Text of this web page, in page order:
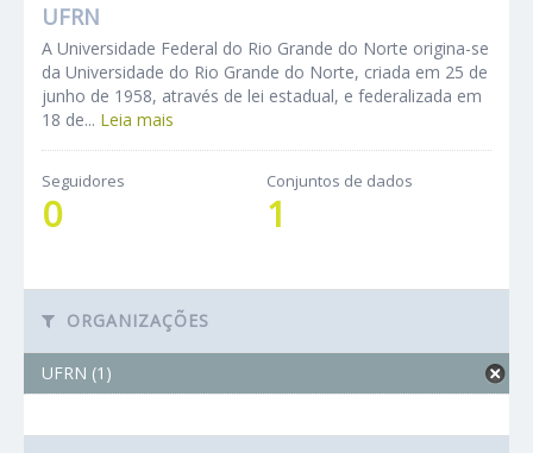
UFRN
A Universidade Federal do Rio Grande do Norte origina-se
da Universidade do Rio Grande do Norte, criada em 25 de
junho de 1958, através de lei estadual, e federalizada em
18 de... Leia mais
Seguidores
0
Conjuntos de dados
1
ORGANIZAÇÕES
UFRN (1)